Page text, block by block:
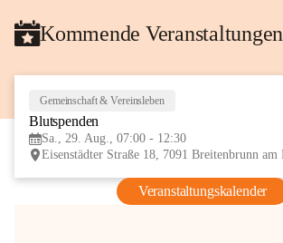
Kommende Veranstaltungen
Gemeinschaft & Vereinsleben
Blutspenden
Sa., 29. Aug., 07:00 - 12:30
Veranstaltungskalender